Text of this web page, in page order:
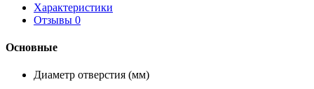
Характеристики
Отзывы 0
Основные
Диаметр отверстия (мм)